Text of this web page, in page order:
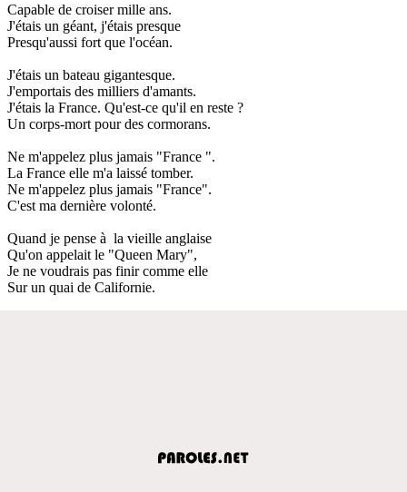
Capable de croiser mille ans.
J'étais un géant, j'étais presque
Presqu'aussi fort que l'océan.
J'étais un bateau gigantesque.
J'emportais des milliers d'amants.
J'étais la France. Qu'est-ce qu'il en reste ?
Un corps-mort pour des cormorans.
Ne m'appelez plus jamais "France ".
La France elle m'a laissé tomber.
Ne m'appelez plus jamais "France".
C'est ma dernière volonté.
Quand je pense à la vieille anglaise
Qu'on appelait le "Queen Mary",
Je ne voudrais pas finir comme elle
Sur un quai de Californie.